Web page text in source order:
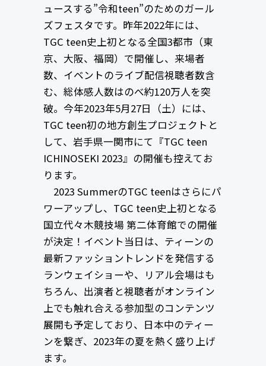
ュースする”令和teen”のためのガール
ズフェスタです。昨年2022年には、
TGC teen史上初となる全国3都市（東
京、大阪、福岡）で開催し、来場者
数、イベントのライブ配信視聴者数含
む、総体感人数はのべ約120万人を突
破。今年2023年5月27日（土）には、
TGC teen初の地方創生プロジェクトと
して、岩手県一関市にて『TGC teen
ICHINOSEKI 2023』の開催も控えてお
ります。
2023 SummerのTGC teenはさらにパ
ワーアップし、TGC teen史上初となる
国立代々木競技場 第二体育館での開催
が決定！イベント当日は、ティーンの
最新ファッショントレンドを発信する
ランウェイショーや、リアル会場はも
ちろん、出演者と視聴者がオンライン
上でも触れ合える参加型のコンテンツ
展開も予定しており、日本中のティー
ンを繋ぎ、2023年の夏を熱く盛り上げ
ます。